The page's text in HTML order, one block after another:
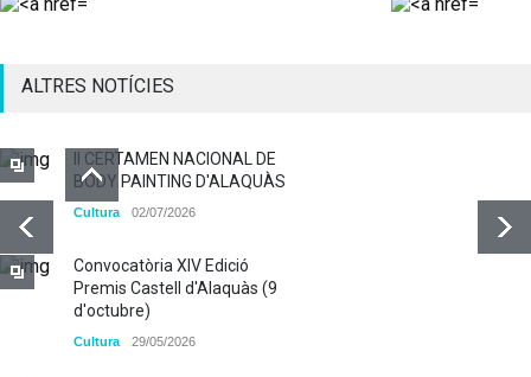
ALTRES NOTÍCIES
II CERTAMEN NACIONAL DE
BODY PAINTING D'ALAQUÀS
Cultura 02/07/2026
Convocatòria XIV Edició
Premis Castell d'Alaquàs (9
d'octubre)
Cultura 29/05/2026